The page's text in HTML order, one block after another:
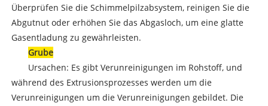
Überprüfen Sie die Schimmelpilzabsystem, reinigen Sie die
Abgutnut oder erhöhen Sie das Abgasloch, um eine glatte
Gasentladung zu gewährleisten.
Grube
Ursachen: Es gibt Verunreinigungen im Rohstoff, und
während des Extrusionsprozesses werden um die
Verunreinigungen um die Verunreinigungen gebildet. Die